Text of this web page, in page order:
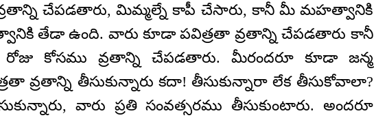
చేపడతారు, మిమ్మల్నే కాపీ చేసారు, కానీ మీ మహత్వానికి
తేడా ఉంది. వారు కూడా పవిత్రతా వ్రతాన్ని చేపడతారు కానీ
రోజు కోసము వ్రతాన్ని చేపడతారు. మీరందరూ కూడా జన్మ
వ్రతాన్ని తీసుకున్నారు కదా! తీసుకున్నారా లేక తీసుకోవాలా?
వారు ప్రతి సంవత్సరము తీసుకుంటారు. అందరూ